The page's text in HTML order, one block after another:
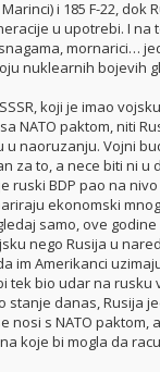
i 185 F-22, dok
u upotrebi. I na
mornarici…
nuklearnih bojevih
koji je imao
NATO paktom, niti
u naoruzanju. Vojni
za to, a nece biti ni u
ruski BDP pao na
ekonomski
samo, ove godine
nego Rusija u
im Amerikanci
tek bio udar na rusku
stanje danas, Rusija
nosi s NATO paktom,
koje bi mogla da